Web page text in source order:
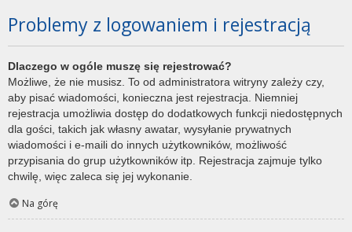
Problemy z logowaniem i rejestracją
Dlaczego w ogóle muszę się rejestrować?
Możliwe, że nie musisz. To od administratora witryny zależy czy,
aby pisać wiadomości, konieczna jest rejestracja. Niemniej
rejestracja umożliwia dostęp do dodatkowych funkcji niedostępnych
dla gości, takich jak własny awatar, wysyłanie prywatnych
wiadomości i e-maili do innych użytkowników, możliwość
przypisania do grup użytkowników itp. Rejestracja zajmuje tylko
chwilę, więc zaleca się jej wykonanie.
Na górę